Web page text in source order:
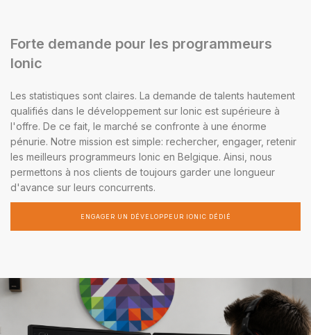
Forte demande pour les programmeurs
Ionic
Les statistiques sont claires. La demande de talents hautement
qualifiés dans le développement sur Ionic est supérieure à
l'offre. De ce fait, le marché se confronte à une énorme
pénurie. Notre mission est simple: rechercher, engager, retenir
les meilleurs programmeurs Ionic en Belgique. Ainsi, nous
permettons à nos clients de toujours garder une longueur
d'avance sur leurs concurrents.
ENGAGER UN DÉVELOPPEUR IONIC DÉDIÉ